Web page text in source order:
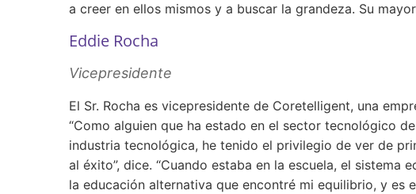
a creer en ellos mismos y a buscar la grandeza. Su
Eddie Rocha
Vicepresidente
El Sr. Rocha es vicepresidente de Coretelligent, una
“Como alguien que ha estado en el sector tecnológico
industria tecnológica, he tenido el privilegio de ver de
al éxito”, dice. “Cuando estaba en la escuela, el
la educación alternativa que encontré mi equilibrio, y es